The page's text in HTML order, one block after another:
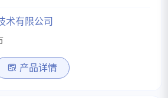
术有限公司
产品详情